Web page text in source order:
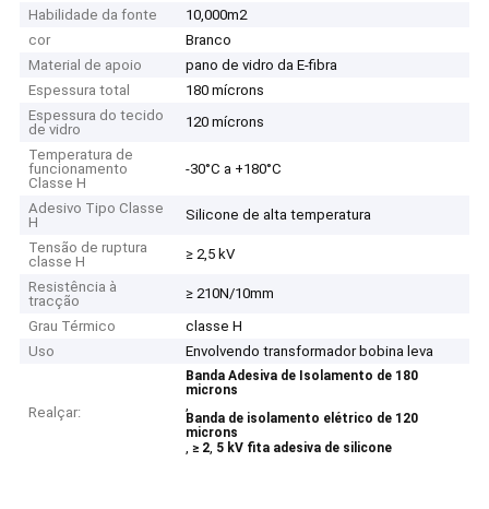
Habilidade da fonte
10,000m2
cor
Branco
Material de apoio
pano de vidro da E-fibra
Espessura total
180 mícrons
Espessura do tecido
de vidro
120 mícrons
Temperatura de
funcionamento
Classe H
-30°C a +180°C
Adesivo Tipo Classe
H
Silicone de alta temperatura
Tensão de ruptura
classe H
≥ 2,5 kV
Resistência à
tracção
≥ 210N/10mm
Grau Térmico
classe H
Uso
Envolvendo transformador bobina leva
Realçar:
Banda Adesiva de Isolamento de 180
microns
,
Banda de isolamento elétrico de 120
microns
,≥ 2, 5 kV fita adesiva de silicone